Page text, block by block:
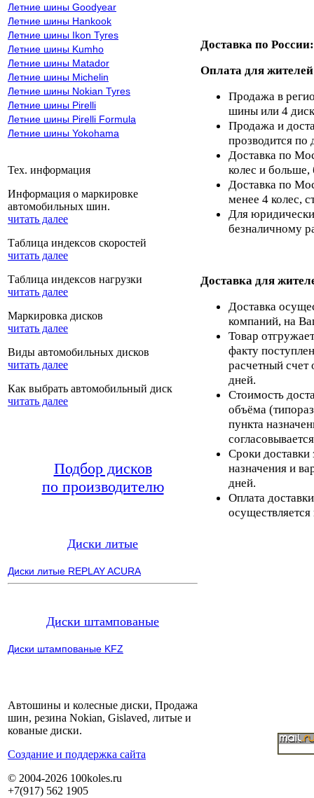
Летние шины Goodyear
Летние шины Hankook
Летние шины Ikon Tyres
Летние шины Kumho
Летние шины Matador
Летние шины Michelin
Летние шины Nokian Tyres
Летние шины Pirelli
Летние шины Pirelli Formula
Летние шины Yokohama
Тех. информация
Информация о маркировке
автомобильных шин.
читать далее
Таблица индексов скоростей
читать далее
Таблица индексов нагрузки
читать далее
Маркировка дисков
читать далее
Виды автомобильных дисков
читать далее
Как выбрать автомобильный диск
читать далее
Подбор дисков
по производителю
Диски литые
Диски литые REPLAY ACURA
Диски штампованые
Диски штампованые KFZ
Доставка по России:
Оплата для
Продажа в
шины или 4
Продажа и
прозводится по
Доставка по
колес и больше,
Доставка по
менее 4 колес,
Для
безналичному
Доставка для
Доставка
компаний, на
Товар
факту
расчетный счет
дней.
Стоимость
объёма
пункта
Сроки доставки
назначения и
дней.
Оплата
Автошины и колесные диски, Продажа
шин, резина Nokian, Gislaved, литые и
кованые диски.
Cоздание и поддержка сайта
© 2004-2026 100koles.ru
+7(917) 562 1905